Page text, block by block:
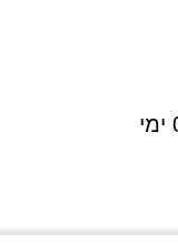
ימי חול: 10:00-21:30 ימי שישי: 09:30-14:30 ימי